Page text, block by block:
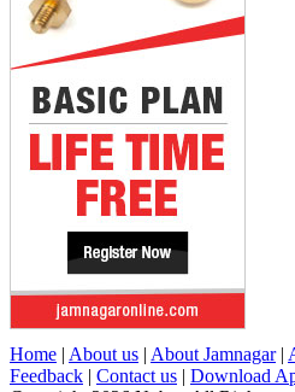
Home | About us | About Jamnagar|
Feedback | Contact us | Download